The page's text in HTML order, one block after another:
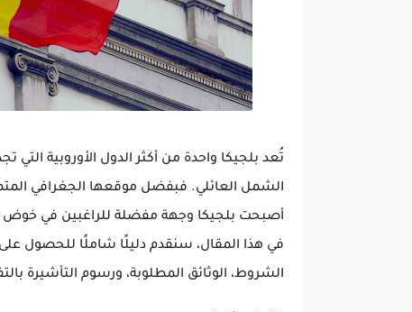
تُعد بلجيكا واحدة من أكثر الدول الأوروبية
الشمل العائلي. فبفضل موقعها الجغرافي
أصبحت بلجيكا وجهة مفضلة للراغبين في خوض
في هذا المقال، سنقدم دليلًا شاملًا للحصول على
الشروط، الوثائق المطلوبة، ورسوم التأشيرة